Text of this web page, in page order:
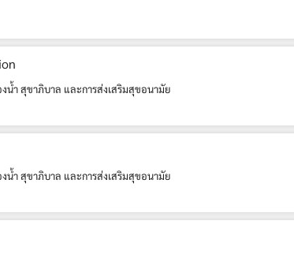
น้ำ สุขาภิบาล และการส่งเสริมสุขอนามัย
น้ำ สุขาภิบาล และการส่งเสริมสุขอนามัย